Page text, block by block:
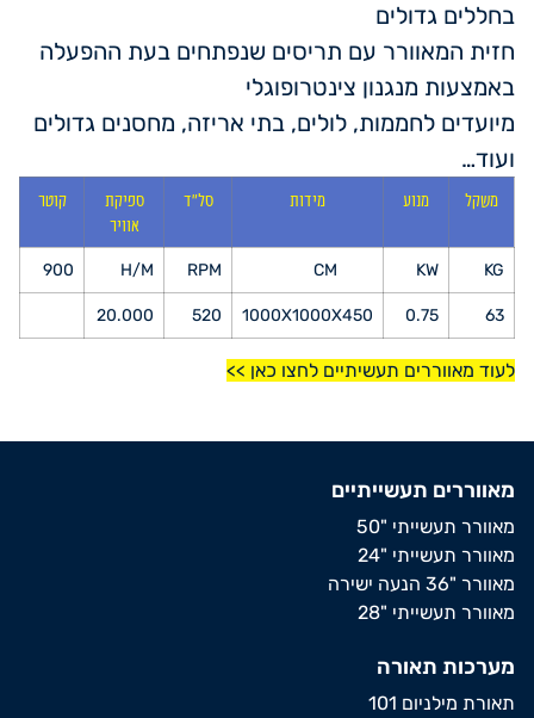
בחללים גדולים
חזית המאוורר עם תריסים שנפתחים בעת ההפעלה
באמצעות מנגנון צינטרופוגלי
מיועדים לחממות, לולים, בתי אריזה, מחסנים גדולים
ועוד…
משקל מנוע מידות סל"ד
ספיקת
אוויר
קוטר
KG
KW
RPM
H/M
900
63
0.75
1000X1000X450
520
20.000
לעוד מאווררים תעשיתיים לחצו כאן >>
מאווררים תעשייתיים
מאוורר תעשייתי "50
מאוורר תעשייתי "24
מאוורר "36 הנעה ישירה
מאוורר תעשייתי "28
מערכות תאורה
תאורת מילניום 101